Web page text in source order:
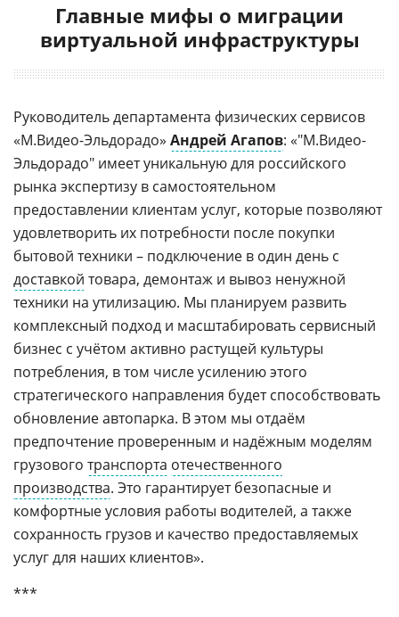
Главные мифы о миграции
виртуальной инфраструктуры
Руководитель департамента физических сервисов
«М.Видео-Эльдорадо» Андрей Агапов: «"М.Видео-
Эльдорадо" имеет уникальную для российского
рынка экспертизу в самостоятельном
предоставлении клиентам услуг, которые позволяют
удовлетворить их потребности после покупки
бытовой техники – подключение в один день с
доставкой товара, демонтаж и вывоз ненужной
техники на утилизацию. Мы планируем развить
комплексный подход и масштабировать сервисный
бизнес с учётом активно растущей культуры
потребления, в том числе усилению этого
стратегического направления будет способствовать
обновление автопарка. В этом мы отдаём
предпочтение проверенным и надёжным моделям
грузового транспорта отечественного
производства. Это гарантирует безопасные и
комфортные условия работы водителей, а также
сохранность грузов и качество предоставляемых
услуг для наших клиентов».
***